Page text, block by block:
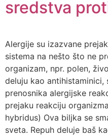
sredstva
Alergije su izazvane
sistema na nešto što ne
organizam, npr. polen,
deluju kao antihistaminici,
prenosnika alergijske
prejaku reakciju
hybridus) Ova biljka se
sveta. Repuh deluje baš